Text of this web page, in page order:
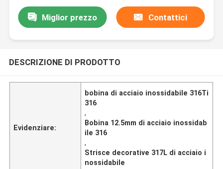
Miglior prezzo Contattici
DESCRIZIONE DI PRODOTTO
Evidenziare:
bobina di acciaio inossidabile 316Ti
316
,
Bobina 12.5mm di acciaio inossidab
ile 316
,
Strisce decorative 317L di acciaio i
nossidabile